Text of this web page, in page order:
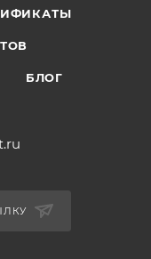
БЛОГ